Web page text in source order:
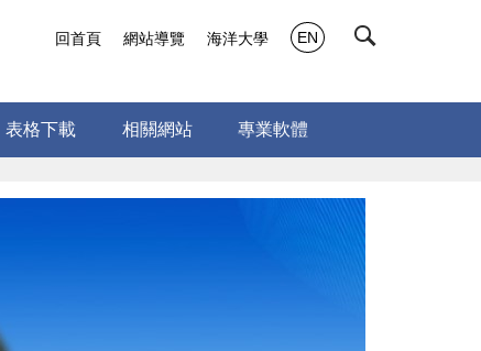
表格下載 相關網站 專業軟體
回首頁 網站導覽 海洋大學 EN